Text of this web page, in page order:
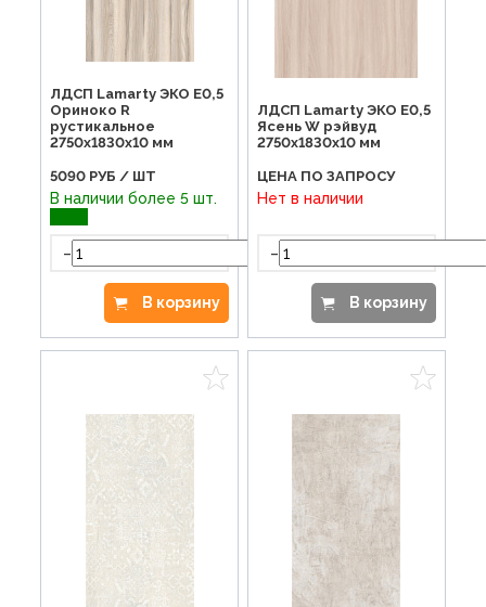
ЛДСП Lamarty ЭКО E0,5
Ориноко R
рустикальное
2750х1830х10 мм
5090 РУБ / ШТ
В наличии более 5 шт.
-
В корзину
ЛДСП Lamarty ЭКО E0,5
Ясень W рэйвуд
2750х1830х10 мм
ЦЕНА ПО ЗАПРОСУ
Нет в наличии
-
В корзину